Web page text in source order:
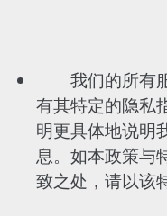
我们的所有服
有其特定的隐私
明更具体地说明
息。如本政策与
致之处，请以该